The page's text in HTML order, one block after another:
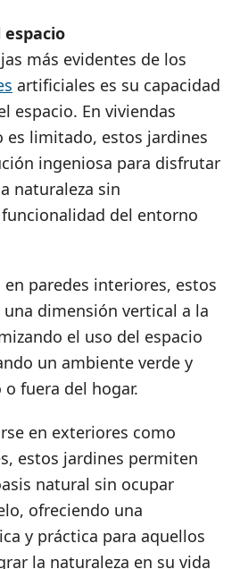
más evidentes de los
artificiales es su capacidad
espacio. En viviendas
es limitado, estos jardines
ingeniosa para disfrutar
naturaleza sin
del entorno
paredes interiores, estos
dimensión vertical a la
el uso del espacio
un ambiente verde y
fuera del hogar.
en exteriores como
estos jardines permiten
natural sin ocupar
ofreciendo una
y práctica para aquellos
la naturaleza en su vida